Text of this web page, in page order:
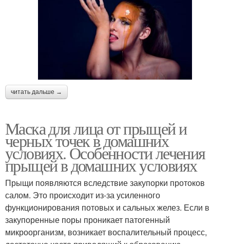
читать дальше →
Маска для лица от прыщей и
черных точек в домашних
условиях. Особенности лечения
прыщей в домашних условиях
Прыщи появляются вследствие закупорки протоков
салом. Это происходит из-за усиленного
функционирования потовых и сальных желез. Если в
закупоренные поры проникает патогенный
микроорганизм, возникает воспалительный процесс,